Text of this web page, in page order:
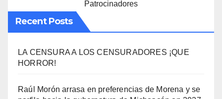
Patrocinadores
Recent Posts
LA CENSURA A LOS CENSURADORES ¡QUE
HORROR!
Raúl Morón arrasa en preferencias de Morena y se